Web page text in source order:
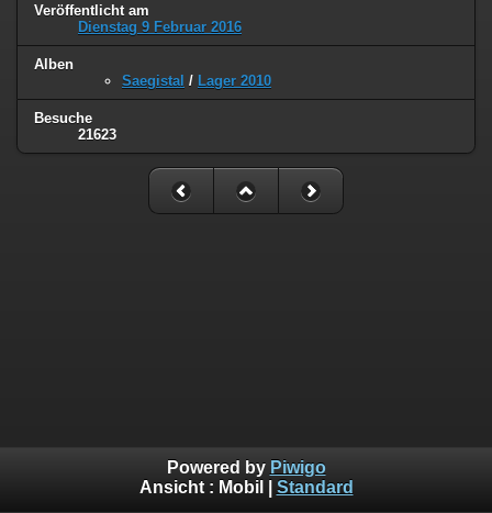
Veröffentlicht am
Dienstag 9 Februar 2016
Alben
Saegistal / Lager 2010
Besuche
21623
Powered by Piwigo
Ansicht : Mobil Standard